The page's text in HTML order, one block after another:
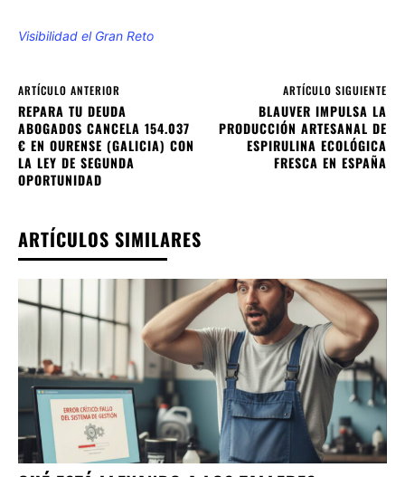
Visibilidad el Gran Reto
ARTÍCULO ANTERIOR
REPARA TU DEUDA
ABOGADOS CANCELA 154.037
€ EN OURENSE (GALICIA) CON
LA LEY DE SEGUNDA
OPORTUNIDAD
ARTÍCULO SIGUIENTE
BLAUVER IMPULSA LA
PRODUCCIÓN ARTESANAL DE
ESPIRULINA ECOLÓGICA
FRESCA EN ESPAÑA
ARTÍCULOS SIMILARES